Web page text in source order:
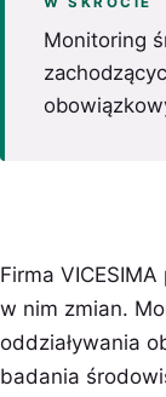
Monitoring
Firma
w nim zmian.
oddziaływania
badania